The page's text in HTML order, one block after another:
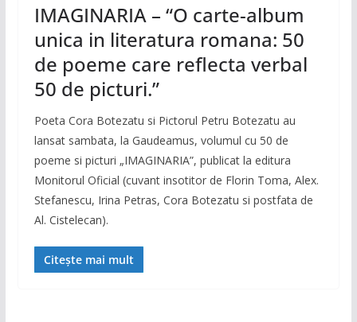
IMAGINARIA – “O carte-album
unica in literatura romana: 50
de poeme care reflecta verbal
50 de picturi.”
Poeta Cora Botezatu si Pictorul Petru Botezatu au
lansat sambata, la Gaudeamus, volumul cu 50 de
poeme si picturi „IMAGINARIA”, publicat la editura
Monitorul Oficial (cuvant insotitor de Florin Toma, Alex.
Stefanescu, Irina Petras, Cora Botezatu si postfata de
Al. Cistelecan).
Citește mai mult